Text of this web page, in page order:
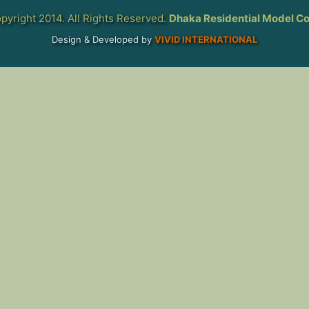
2014. All Rights Reserved. Dhaka Residential Model
Design & Developed by VIVID INTERNATIONAL